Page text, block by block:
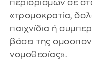
περιορισμών σε
«τρομοκρατία,
παιχνίδια ή
βάσει της
νομοθεσίας».